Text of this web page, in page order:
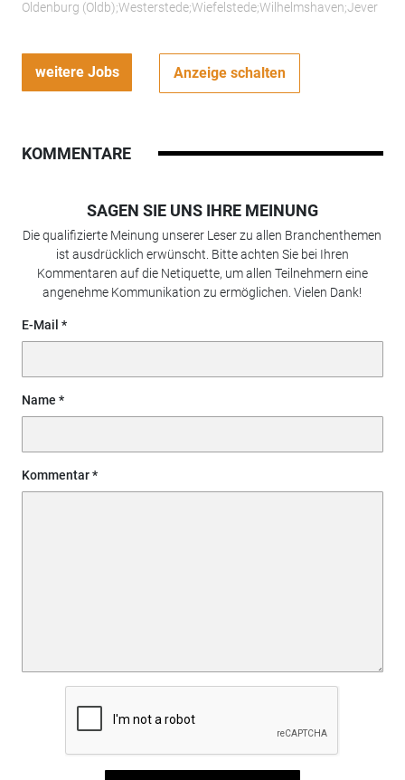
Oldenburg (Oldb);Westerstede;Wiefelstede;Wilhelmshaven;Jever
weitere Jobs Anzeige schalten
KOMMENTARE
SAGEN SIE UNS IHRE MEINUNG
Die qualifizierte Meinung unserer Leser zu allen Branchenthemen
ist ausdrücklich erwünscht. Bitte achten Sie bei Ihren
Kommentaren auf die Netiquette, um allen Teilnehmern eine
angenehme Kommunikation zu ermöglichen. Vielen Dank!
E-Mail
Name
Kommentar